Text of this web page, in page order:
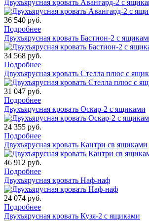
Двухъярусная кровать Авангард-2 с
36 540 руб.
Подробнее
Двухъярусная кровать Бастион-2 с
34 568 руб.
Подробнее
Двухъярусная кровать Стелла плюс с
31 047 руб.
Подробнее
Двухъярусная кровать Оскар-2 с ящиками
24 355 руб.
Подробнее
Двухъярусная кровать Кантри св ящиками
46 912 руб.
Подробнее
Двухъярусная кровать Наф-наф
24 074 руб.
Подробнее
Двухъярусная кровать Кузя-2 с ящиками